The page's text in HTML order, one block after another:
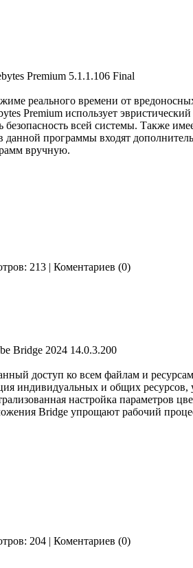
реального времени от
Premium использует
всей системы. Также
данной программы входят
вручную.
213 | Коментариев (0)
доступ ко всем файлам и
индивидуальных и общих ресурсов,
настройка параметров
Bridge упрощают рабочий
204 | Коментариев (0)